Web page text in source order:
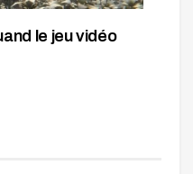
le jeu vidéo